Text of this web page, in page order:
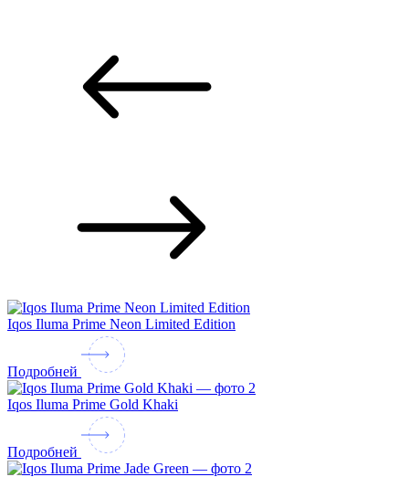
Iqos Iluma Prime Neon Limited Edition
Подробней
Iqos Iluma Prime Gold Khaki
Подробней